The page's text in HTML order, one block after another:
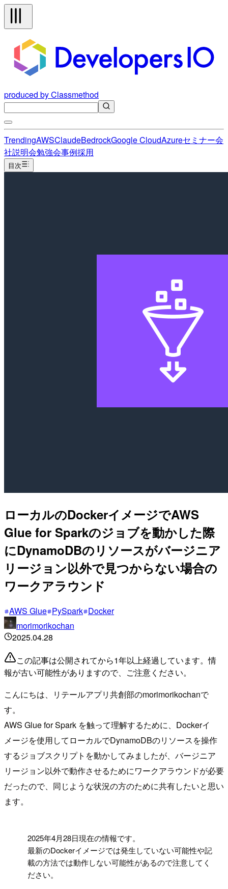
produced by Classmethod
TrendingAWSClaudeBedrockGoogle CloudAzureセミナー会
社説明会勉強会事例採用
目次
ローカルのDockerイメージでAWS
Glue for Sparkのジョブを動かした際
にDynamoDBのリソースがバージニア
リージョン以外で見つからない場合の
ワークアラウンド
AWS Glue PySpark Docker
morimorikochan
2025.04.28
この記事は公開されてから1年以上経過しています。情
報が古い可能性がありますので、ご注意ください。
こんにちは、リテールアプリ共創部のmorimorikochanで
す。
AWS Glue for Spark を触って理解するために、Dockerイ
メージを使用してローカルでDynamoDBのリソースを操作
するジョブスクリプトを動かしてみましたが、バージニア
リージョン以外で動作させるためにワークアラウンドが必要
だったので、同じような状況の方のために共有したいと思い
ます。
2025年4月28日現在の情報です。
最新のDockerイメージでは発生していない可能性や記
載の方法では動作しない可能性があるので注意してく
ださい。